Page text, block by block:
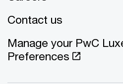
Contact us
Manage your PwC
Preferences